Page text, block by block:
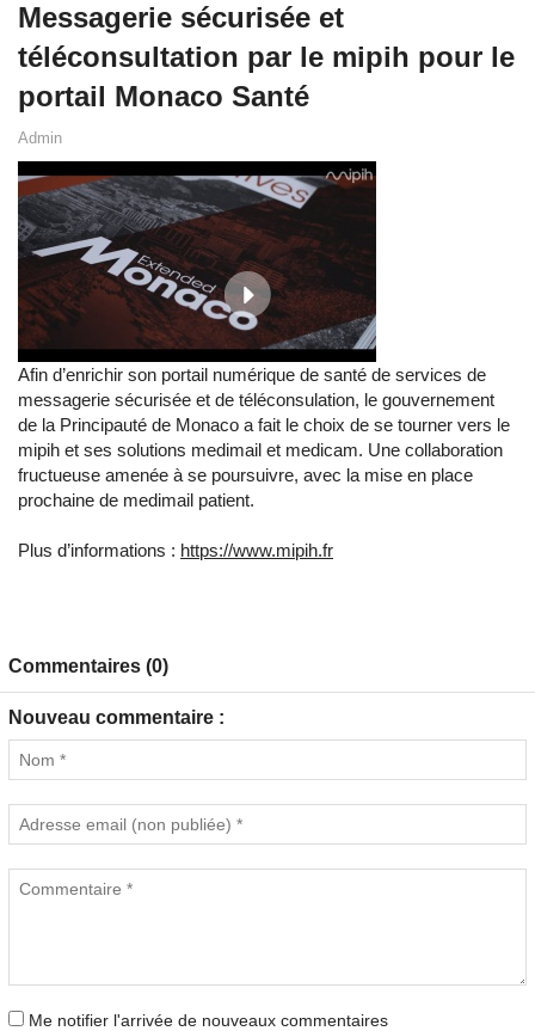
Messagerie sécurisée et
téléconsultation par le mipih pour le
portail Monaco Santé
Admin
Afin d’enrichir son portail numérique de santé de services de
messagerie sécurisée et de téléconsulation, le gouvernement
de la Principauté de Monaco a fait le choix de se tourner vers le
mipih et ses solutions medimail et medicam. Une collaboration
fructueuse amenée à se poursuivre, avec la mise en place
prochaine de medimail patient.
Plus d’informations : https://www.mipih.fr
Commentaires (0)
Nouveau commentaire :
Me notifier l'arrivée de nouveaux commentaires